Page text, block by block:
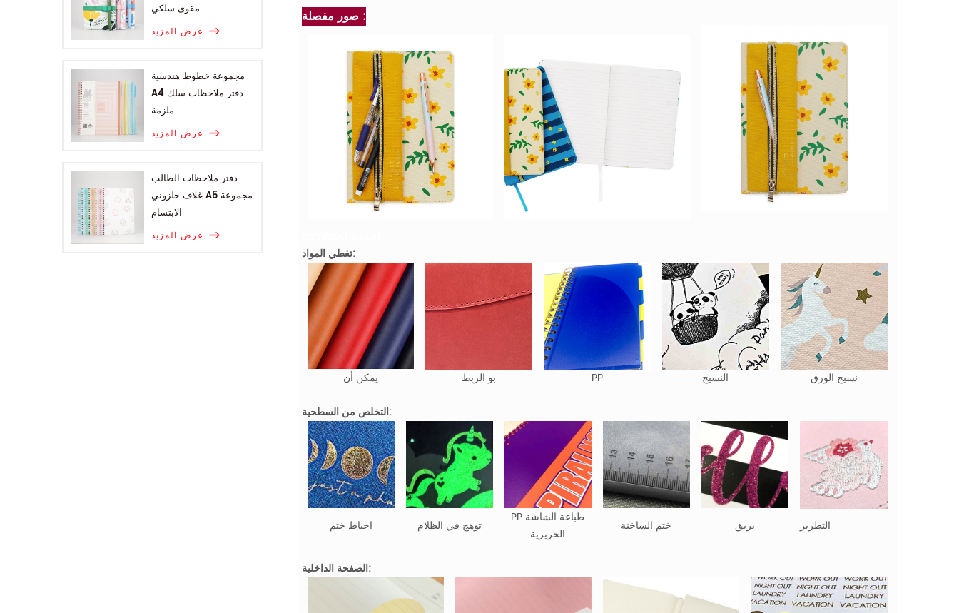
مقوى سلكي
عرض المزيد
مجموعة خطوط هندسية
A4 دفتر ملاحظات سلك
ملزمة
عرض المزيد
دفتر ملاحظات الطالب
غلاف حلزوني A5 مجموعة
الابتسام
عرض المزيد
صور مفصلة :
تغطي المواد:
يمكن أن بو الربط PP النسيج نسيج الورق
التخلص من السطحية:
احباط ختم توهج في الظلام
PP طباعة الشاشة
الحريرية
ختم الساخنة بريق التطريز
الصفحة الداخلية: